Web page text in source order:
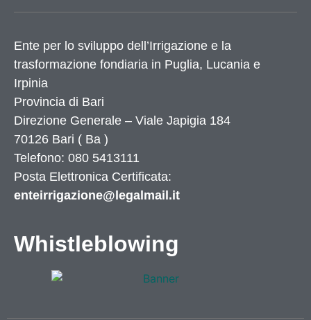
Ente per lo sviluppo dell’Irrigazione e la
trasformazione fondiaria in Puglia, Lucania e
Irpinia
Provincia di Bari
Direzione Generale – Viale Japigia 184
70126 Bari ( Ba )
Telefono: 080 5413111
Posta Elettronica Certificata:
enteirrigazione@legalmail.it
Whistleblowing